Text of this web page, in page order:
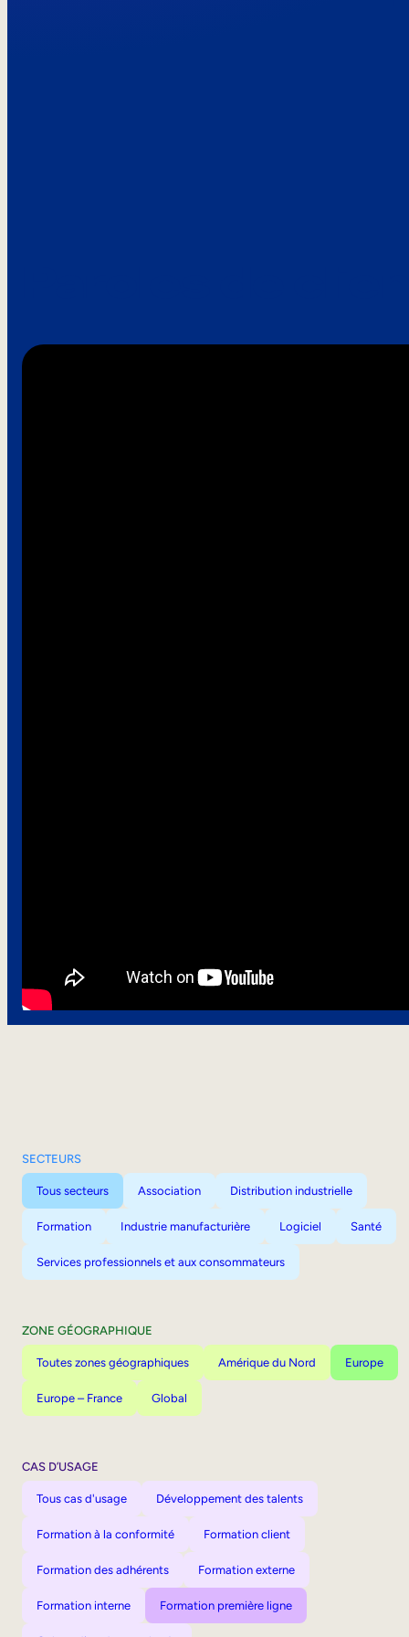
SECTEURS
Tous secteurs Association Distribution industrielle
Formation Industrie manufacturière Logiciel Santé
Services professionnels et aux consommateurs
ZONE GÉOGRAPHIQUE
Toutes zones géographiques Amérique du Nord Europe
Europe – France Global
CAS D’USAGE
Tous cas d'usage Développement des talents
Formation à la conformité Formation client
Formation des adhérents Formation externe
Formation interne Formation première ligne